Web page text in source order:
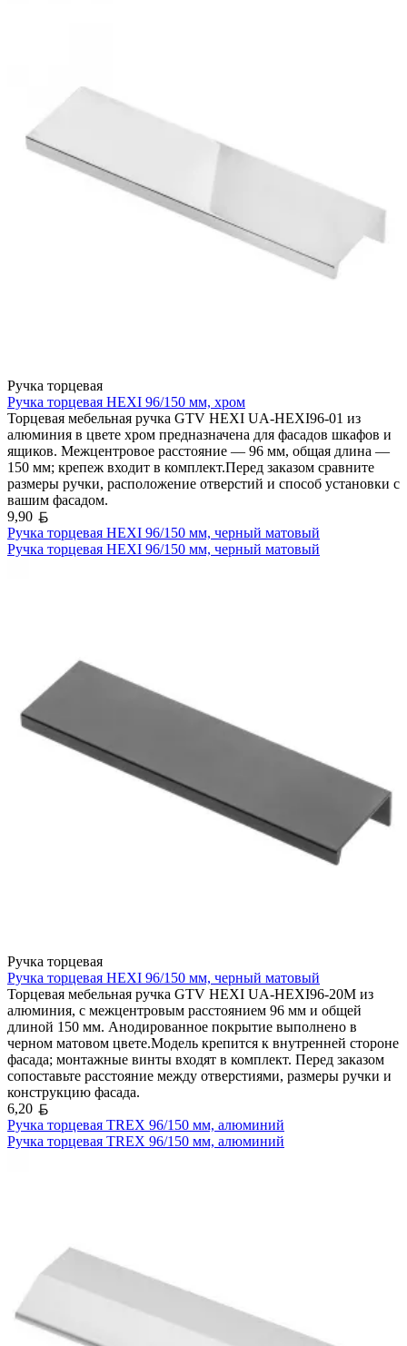
Ручка торцевая
Ручка торцевая HEXI 96/150 мм, хром
Торцевая мебельная ручка GTV HEXI UA-HEXI96-01 из
алюминия в цвете хром предназначена для фасадов шкафов и
ящиков. Межцентровое расстояние — 96 мм, общая длина —
150 мм; крепеж входит в комплект.Перед заказом сравните
размеры ручки, расположение отверстий и способ установки с
вашим фасадом.
9,90
Ручка торцевая HEXI 96/150 мм, черный матовый
Ручка торцевая HEXI 96/150 мм, черный матовый
Ручка торцевая
Ручка торцевая HEXI 96/150 мм, черный матовый
Торцевая мебельная ручка GTV HEXI UA-HEXI96-20M из
алюминия, с межцентровым расстоянием 96 мм и общей
длиной 150 мм. Анодированное покрытие выполнено в
черном матовом цвете.Модель крепится к внутренней стороне
фасада; монтажные винты входят в комплект. Перед заказом
сопоставьте расстояние между отверстиями, размеры ручки и
конструкцию фасада.
6,20
Ручка торцевая TREX 96/150 мм, алюминий
Ручка торцевая TREX 96/150 мм, алюминий